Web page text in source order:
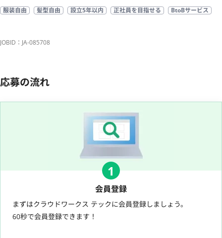
服装自由 髪型自由 設立5年以内 正社員を目指せる BtoBサービス
JOBID：JA-085708
応募の流れ
1
会員登録
まずはクラウドワークス テックに会員登録しましょう。
60秒で会員登録できます！